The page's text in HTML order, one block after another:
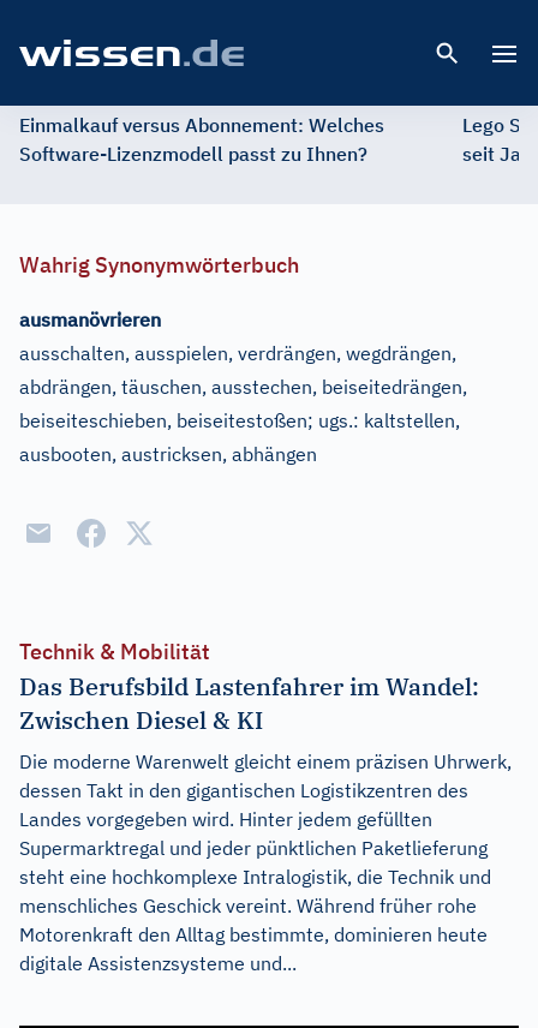
Einmalkauf versus Abonnement: Welches
Software-Lizenzmodell passt zu Ihnen?
Lego
seit
Wahrig Synonymwörterbuch
ausmanövrieren
ausschalten, ausspielen, verdrängen, wegdrängen,
abdrängen, täuschen, ausstechen, beiseitedrängen,
beiseiteschieben, beiseitestoßen; ugs.: kaltstellen,
ausbooten, austricksen, abhängen
Technik & Mobilität
Das Berufsbild Lastenfahrer im Wandel:
Zwischen Diesel & KI
Die moderne Warenwelt gleicht einem präzisen Uhrwerk,
dessen Takt in den gigantischen Logistikzentren des
Landes vorgegeben wird. Hinter jedem gefüllten
Supermarktregal und jeder pünktlichen Paketlieferung
steht eine hochkomplexe Intralogistik, die Technik und
menschliches Geschick vereint. Während früher rohe
Motorenkraft den Alltag bestimmte, dominieren heute
digitale Assistenzsysteme und...